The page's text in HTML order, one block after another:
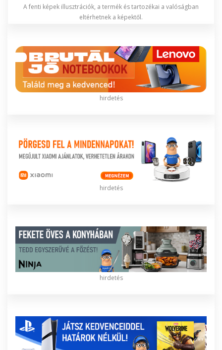
A fenti képek illusztrációk, a termék és tartozékai a valóságban
eltérhetnek a képektől.
hirdetés
hirdetés
hirdetés